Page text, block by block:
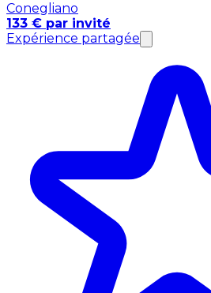
Conegliano
133 € par invité
Expérience partagée